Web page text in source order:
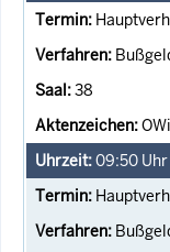
38
09:50 Uhr